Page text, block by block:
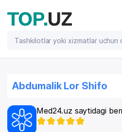
Abdumalik Lor Shifo
Med24.uz saytidagi